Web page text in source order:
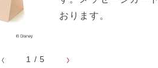
お支払方法について
おります。
1 /5